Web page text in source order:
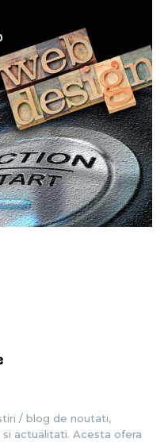
/ blog de noutati,
actualitati. Acesta ofera